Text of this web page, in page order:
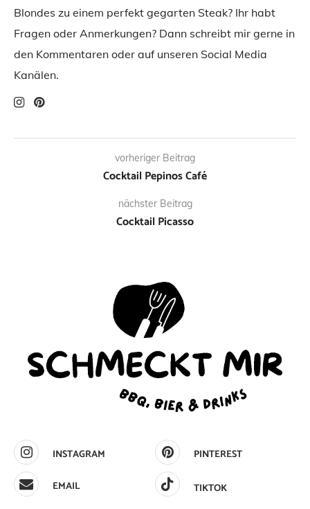
Blondes zu einem perfekt gegarten Steak? Ihr habt
Fragen oder Anmerkungen? Dann schreibt mir gerne in
den Kommentaren oder auf unseren Social Media
Kanälen.
vorheriger Beitrag
Cocktail Pepinos Café
nächster Beitrag
Cocktail Picasso
INSTAGRAM
PINTEREST
EMAIL
TIKTOK